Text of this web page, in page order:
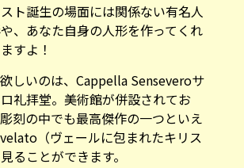
ト誕生の場面には関係ない有名人
、あなた自身の人形を作ってくれ
すよ！
しいのは、Cappella Senseveroサ
礼拝堂。美術館が併設されてお
刻の中でも最高傑作の一つといえ
（ヴェールに包まれたキリス
ることができます。